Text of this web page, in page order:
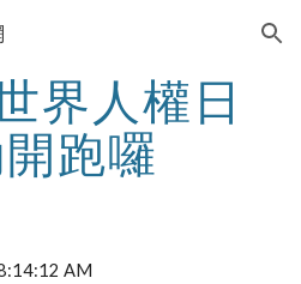
Skip to navigation
界人權日
跑囉
AM